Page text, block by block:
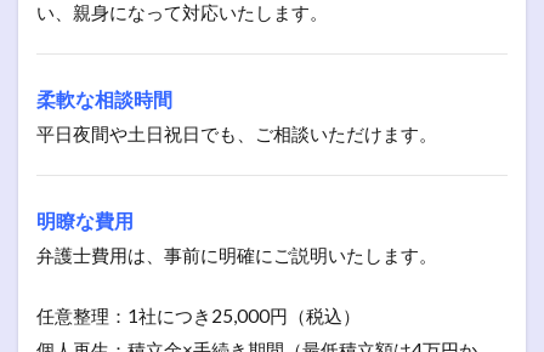
い、親身になって対応いたします。
柔軟な相談時間
平日夜間や土日祝日でも、ご相談いただけます。
明瞭な費用
弁護士費用は、事前に明確にご説明いたします。
任意整理：1社につき25,000円（税込）